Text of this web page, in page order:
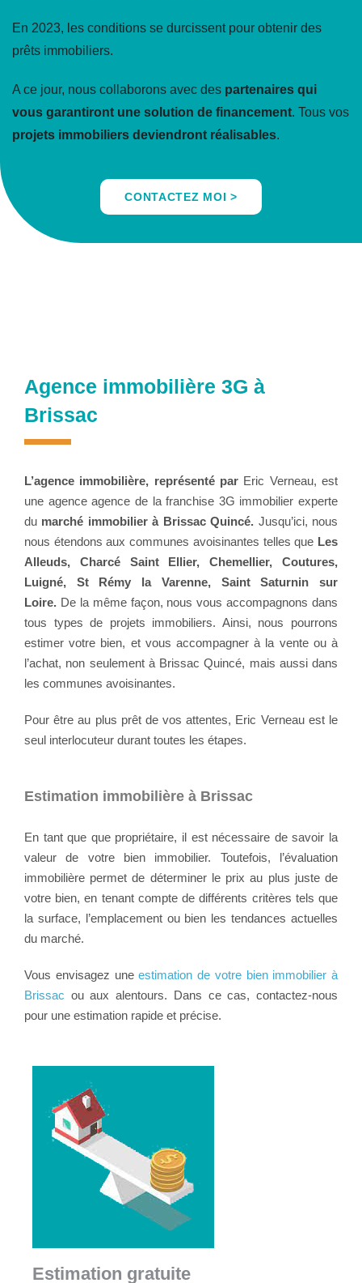
En 2023, les conditions se durcissent pour obtenir des
prêts immobiliers.
A ce jour, nous collaborons avec des partenaires qui
vous garantiront une solution de financement. Tous vos
projets immobiliers deviendront réalisables.
CONTACTEZ MOI >
Agence immobilière 3G à
Brissac
L’agence immobilière, représenté par Eric Verneau, est
une agence agence de la franchise 3G immobilier experte
du marché immobilier à Brissac Quincé. Jusqu’ici, nous
nous étendons aux communes avoisinantes telles que Les
Alleuds, Charcé Saint Ellier, Chemellier, Coutures,
Luigné, St Rémy la Varenne, Saint Saturnin sur
Loire. De la même façon, nous vous accompagnons dans
tous types de projets immobiliers. Ainsi, nous pourrons
estimer votre bien, et vous accompagner à la vente ou à
l’achat, non seulement à Brissac Quincé, mais aussi dans
les communes avoisinantes.
Pour être au plus prêt de vos attentes, Eric Verneau est le
seul interlocuteur durant toutes les étapes.
Estimation immobilière à Brissac
En tant que que propriétaire, il est nécessaire de savoir la
valeur de votre bien immobilier. Toutefois, l’évaluation
immobilière permet de déterminer le prix au plus juste de
votre bien, en tenant compte de différents critères tels que
la surface, l’emplacement ou bien les tendances actuelles
du marché.
Vous envisagez uneestimation de votre bien immobilier à
Brissac ou aux alentours. Dans ce cas, contactez-nous
pour une estimation rapide et précise.
Estimation gratuite